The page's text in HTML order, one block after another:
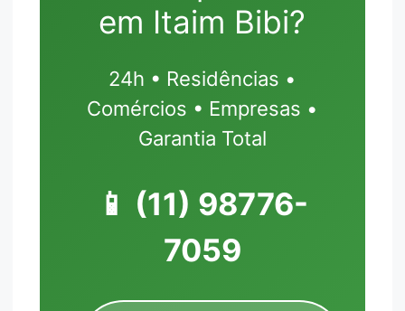
em Itaim Bibi?
24h • Residências •
Comércios • Empresas •
Garantia Total
📱 (11) 98776-
7059